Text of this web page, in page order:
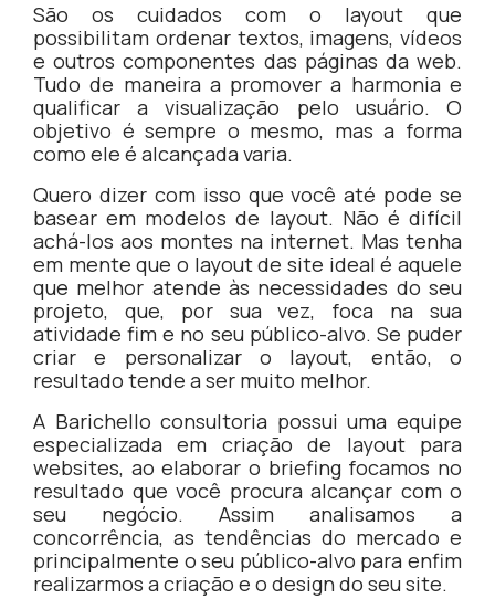
São os cuidados com o layout que
possibilitam ordenar textos, imagens, vídeos
e outros componentes das páginas da web.
Tudo de maneira a promover a harmonia e
qualificar a visualização pelo usuário. O
objetivo é sempre o mesmo, mas a forma
como ele é alcançada varia.
Quero dizer com isso que você até pode se
basear em modelos de layout. Não é difícil
achá-los aos montes na internet. Mas tenha
em mente que o layout de site ideal é aquele
que melhor atende às necessidades do seu
projeto, que, por sua vez, foca na sua
atividade fim e no seu público-alvo. Se puder
criar e personalizar o layout, então, o
resultado tende a ser muito melhor.
A Barichello consultoria possui uma equipe
especializada em criação de layout para
websites, ao elaborar o briefing focamos no
resultado que você procura alcançar com o
seu negócio. Assim analisamos a
concorrência, as tendências do mercado e
principalmente o seu público-alvo para enfim
realizarmos a criação e o design do seu site.